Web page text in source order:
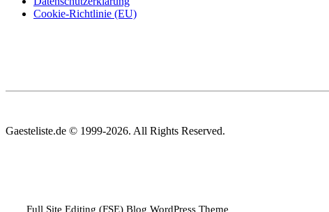
Cookie-Richtlinie (EU)
Gaesteliste.de © 1999-2026. All Rights Reserved.
Full Site Editing (FSE) Blog WordPress Theme